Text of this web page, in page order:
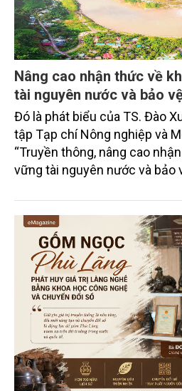
Nâng cao nhận thức về
tài nguyên nước và bảo
Đó là phát biểu của TS. Đào
tập Tạp chí Nông nghiệp và
“Truyền thông, nâng cao
vững tài nguyên nước và bảo
trường phối hợp với Sở Nông
tỉnh Lai Châu tổ chức ngày
hút sự tham gia của hơn 100
các đơn vị thuộc Bộ Nông
chuyên gia, nhà khoa học, Sở
trường tỉnh Lai Châu và đại
doanh nghiệp ở các tỉnh